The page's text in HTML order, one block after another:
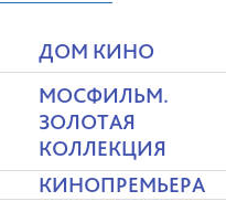
ДОМ КИНО
МОСФИЛЬМ.
ЗОЛОТАЯ
КОЛЛЕКЦИЯ
КИНОПРЕМЬЕРА